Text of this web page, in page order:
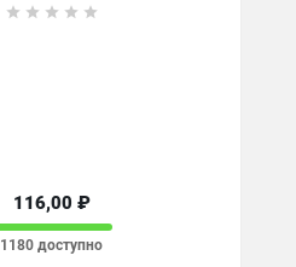
    
116,00 ₽
1180 доступно